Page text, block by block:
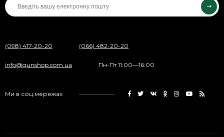
(098) 417-20-20 (066) 482-20-20
info@gunshop.com.ua Пн-Пт 11:00—16:00
Ми в соц.мережах